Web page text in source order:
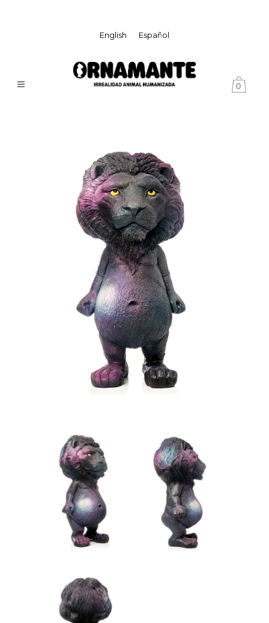
English Español
0